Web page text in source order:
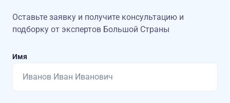
Оставьте заявку и получите консультацию и
подборку от экспертов Большой Страны
Имя